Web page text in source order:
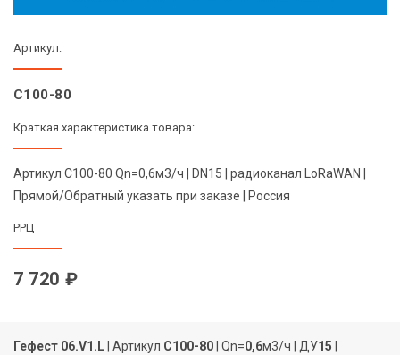
Артикул:
C100-80
Краткая характеристика товара:
Артикул C100-80 Qn=0,6м3/ч | DN15 | радиоканал LoRaWAN |
Прямой/Обратный указать при заказе | Россия
РРЦ
7 720 ₽
Гефест 06.V1.L | Артикул C100-80 | Qn=0,6м3/ч | ДУ15